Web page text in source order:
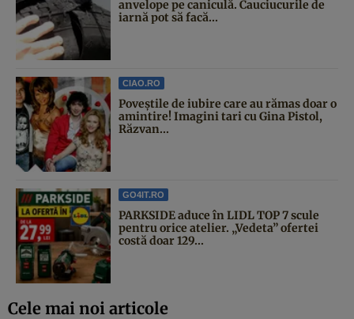
anvelope pe caniculă. Cauciucurile de
iarnă pot să facă...
CIAO.RO
Poveştile de iubire care au rămas doar o
amintire! Imagini tari cu Gina Pistol,
Răzvan...
GO4IT.RO
PARKSIDE aduce în LIDL TOP 7 scule
pentru orice atelier. „Vedeta” ofertei
costă doar 129...
Cele mai noi articole